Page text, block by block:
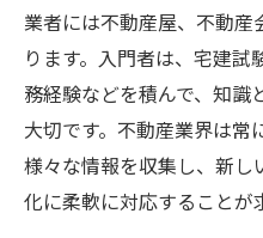
業者には不動産屋、不動産
ります。入門者は、宅建試
務経験などを積んで、知識
大切です。不動産業界は常
様々な情報を収集し、新し
化に柔軟に対応することが